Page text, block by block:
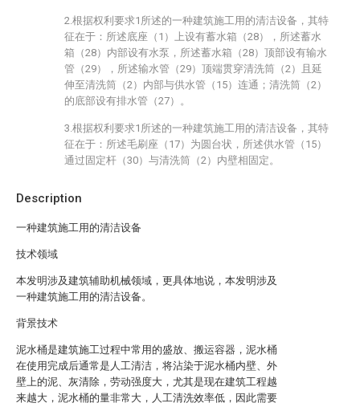
Description
一种建筑施工用的清洁设备
技术领域
本发明涉及建筑辅助机械领域，更具体地说，本发明涉及
一种建筑施工用的清洁设备。
背景技术
泥水桶是建筑施工过程中常用的盛放、搬运容器，泥水桶
在使用完成后通常是人工清洁，将沾染于泥水桶内壁、外
壁上的泥、灰清除，劳动强度大，尤其是现在建筑工程越
来越大，泥水桶的量非常大，人工清洗效率低，因此需要
2.根据权利要求1所述的一种建筑施工用的清洁设备，其特
征在于：所述底座（1）上设有蓄水箱（28），所述蓄水
箱（28）内部设有水泵，所述蓄水箱（28）顶部设有输水
管（29），所述输水管（29）顶端贯穿清洗筒（2）且延
伸至清洗筒（2）内部与供水管（15）连通；清洗筒（2）
的底部设有排水管（27）。
3.根据权利要求1所述的一种建筑施工用的清洁设备，其特
征在于：所述毛刷座（17）为圆台状，所述供水管（15）
通过固定杆（30）与清洗筒（2）内壁相固定。